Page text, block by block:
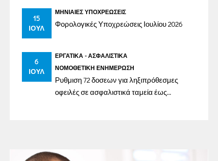
15
ΙΟΎΛ
ΜΗΝΙΑΊΕΣ ΥΠΟΧΡΕΏΣΕΙΣ
Φορολογικές Υποχρεώσεις Ιουλίου 2026
6
ΙΟΎΛ
ΕΡΓΑΤΙΚΆ - ΑΣΦΑΛΙΣΤΙΚΆ
ΝΟΜΟΘΕΤΙΚΉ ΕΝΗΜΈΡΩΣΗ
Ρυθμιση 72 δοσεων για ληξιπρόθεσμες
οφειλές σε ασφαλιστικά ταμεία έως